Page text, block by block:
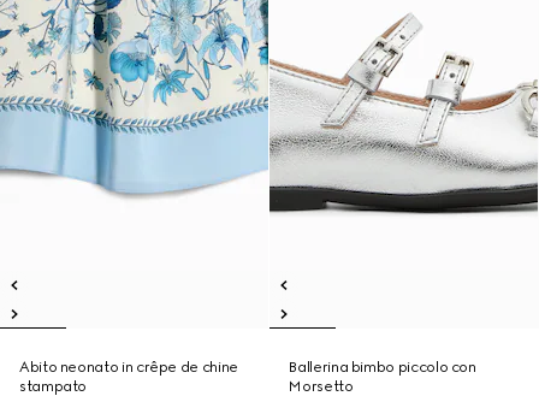
Abito neonato in crêpe de chine
stampato
Ballerina bimbo piccolo con
Morsetto